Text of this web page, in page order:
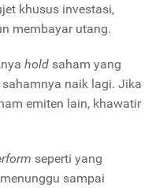
khusus investasi,
membayar utang.
hold saham yang
naik lagi. Jika
emiten lain, khawatir
seperti yang
sampai